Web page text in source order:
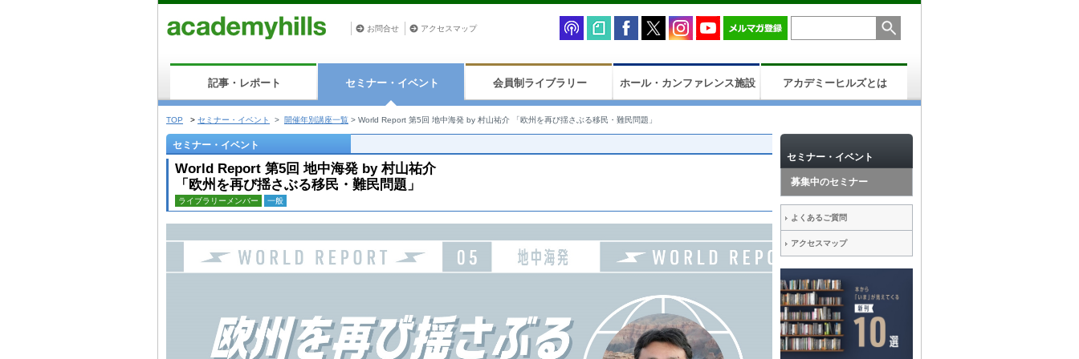
お問合せ アクセスマップ
記事・レポート セミナー・イベント 会員制ライブラリー ホール・カンファレンス施設 アカデミーヒルズとは
TOP > セミナー・イベント > 開催年別講座一覧 > World Report 第5回 地中海発 by 村山祐介 「欧州を再び揺さぶる移民・難民問題」
セミナー・イベント
World Report 第5回 地中海発 by 村山祐介
「欧州を再び揺さぶる移民・難民問題」
ライブラリーメンバー 一般
セミナー・イベント
募集中のセミナー
よくあるご質問
アクセスマップ